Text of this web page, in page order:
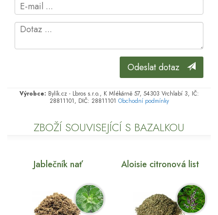
Odeslat dotaz
Výrobce: Bylík.cz - Lbros s.r.o., K Mlékárně 57, 54303 Vrchlabí 3, IČ:
28811101, DIČ: 28811101 Obchodní podmínky
ZBOŽÍ SOUVISEJÍCÍ S BAZALKOU
Jablečník nať Aloisie citronová list